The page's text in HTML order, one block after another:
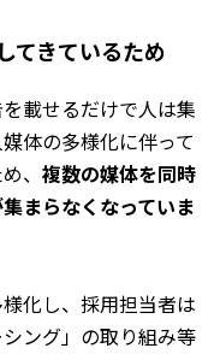
てきているため
載せるだけで人は集
体の多様化に伴って
、 複数の媒体を同時
まらなくなっていま
化し、採用担当者は
ング」の取り組み等